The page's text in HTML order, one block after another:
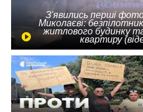
З'явились перші
Миколаєві:
житлового будинку
квартиру